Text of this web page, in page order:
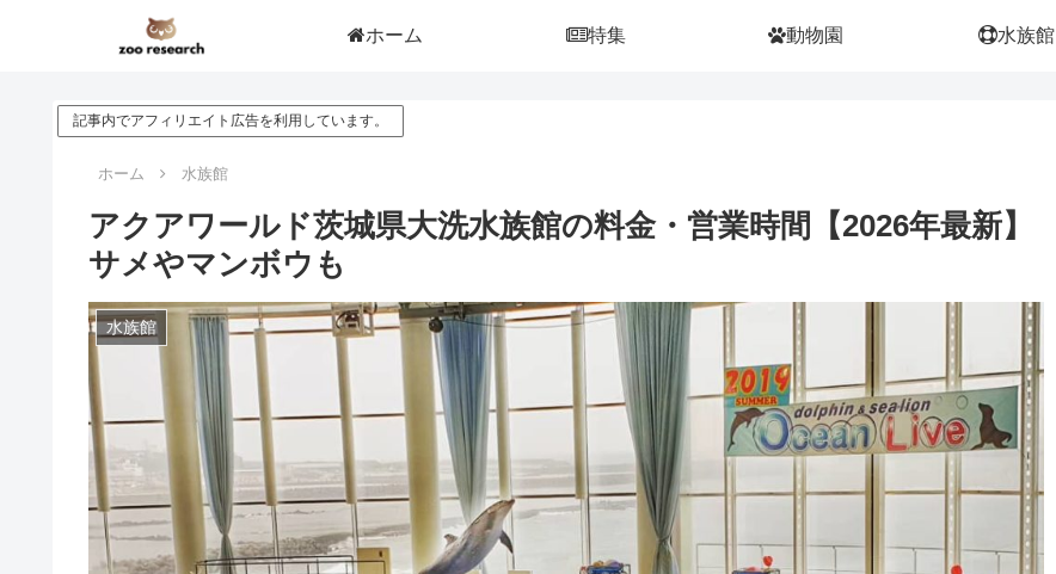
ホーム 特集 動物園 水族館
記事内でアフィリエイト広告を利用しています。
ホーム 水族館
アクアワールド茨城県大洗水族館の料金・営業時間【2026年最新】
サメやマンボウも
水族館